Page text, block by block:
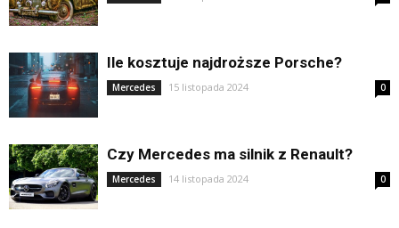
Ile kosztuje najdroższe Porsche?
Mercedes 15 listopada 2024 0
Czy Mercedes ma silnik z Renault?
Mercedes 14 listopada 2024 0